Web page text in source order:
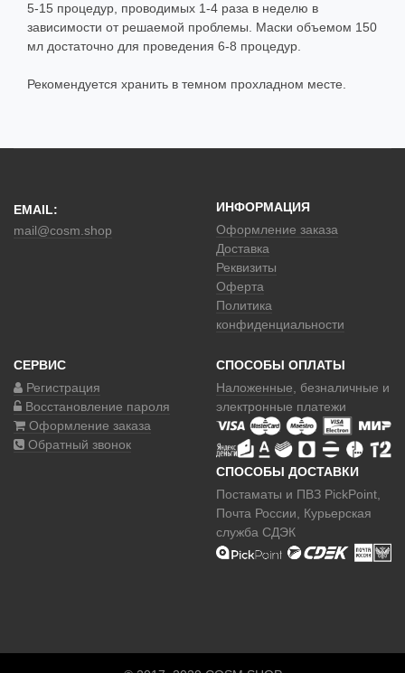
5-15 процедур, проводимых 1-4 раза в неделю в
зависимости от решаемой проблемы. Маски объемом 150
мл достаточно для проведения 6-8 процедур.
Рекомендуется хранить в темном прохладном месте.
EMAIL:
mail@cosm.shop
ИНФОРМАЦИЯ
Оформление заказа
Доставка
Реквизиты
Оферта
Политика
конфиденциальности
СЕРВИС
Регистрация
Восстановление пароля
Оформление заказа
Обратный звонок
СПОСОБЫ ОПЛАТЫ
Наложенные , безналичные и
электронные платежи
СПОСОБЫ ДОСТАВКИ
Постаматы и ПВЗ PickPoint,
Почта России, Курьерская
служба СДЭК